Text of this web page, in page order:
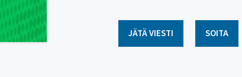
JÄTÄ VIESTI SOITA